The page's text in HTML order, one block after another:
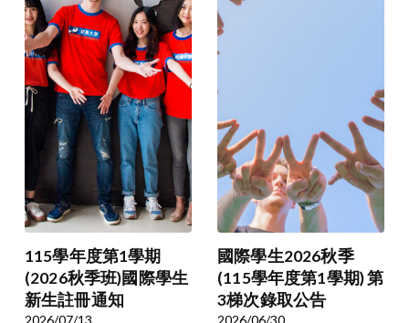
115學年度第1學期
(2026秋季班)國際學生
新生註冊通知
2026/07/13
國際學生2026秋季
(115學年度第1學期) 第
3梯次錄取公告
2026/06/30